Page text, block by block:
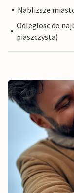
Nablizsze
Odleglosc do
piaszczysta)